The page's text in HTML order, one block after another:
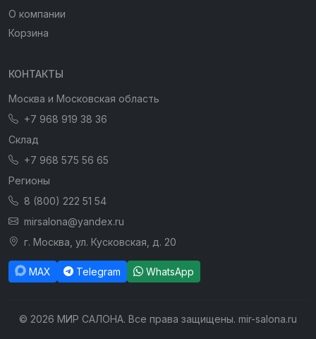
О компании
Корзина
КОНТАКТЫ
Москва и Московская область
+7 968 919 38 36
Склад
+7 968 575 56 65
Регионы
8 (800) 222 51 54
mirsalona@yandex.ru
г. Москва, ул. Кусковская, д. 20
MAX Telegram WhatsApp
© 2026 МИР САЛОНА. Все права защищены. mir-salona.ru